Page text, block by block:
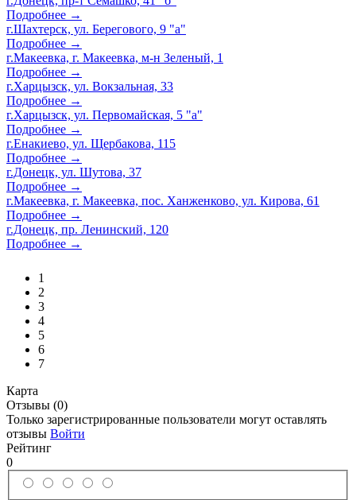
Подробнее →
г.Шахтерск, ул. Берегового, 9 "а"
Подробнее →
г.Макеевка, г. Макеевка, м-н Зеленый, 1
Подробнее →
г.Харцызск, ул. Вокзальная, 33
Подробнее →
г.Харцызск, ул. Первомайская, 5 "а"
Подробнее →
г.Енакиево, ул. Щербакова, 115
Подробнее →
г.Донецк, ул. Шутова, 37
Подробнее →
г.Макеевка, г. Макеевка, пос. Ханженково, ул. Кирова, 61
Подробнее →
г.Донецк, пр. Ленинский, 120
Подробнее →
1
2
3
4
5
6
7
Карта
Отзывы (0)
Только зарегистрированные пользователи могут оставлять
отзывы Войти
Рейтинг
0